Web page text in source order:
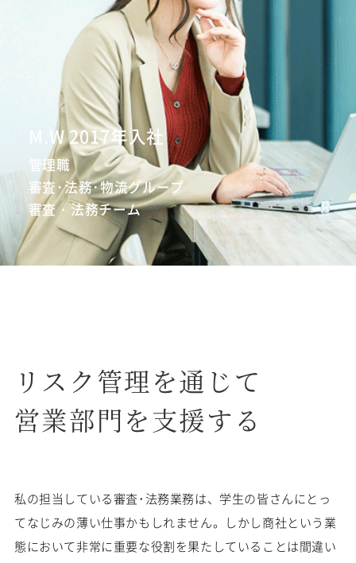
採用情報
ENTRY
M.W 2017年入社
管理職
審査･法務･物流グループ
審査・法務チーム
リスク管理を通じて
営業部門を支援する
私の担当している審査･法務業務は、学生の皆さんにとっ
てなじみの薄い仕事かもしれません。しかし商社という業
態において非常に重要な役割を果たしていることは間違い